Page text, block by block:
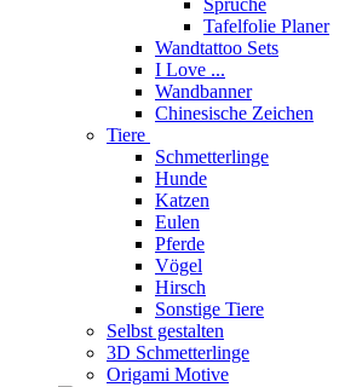
Sprüche
Tafelfolie Planer
Wandtattoo Sets
I Love ...
Wandbanner
Chinesische Zeichen
Tiere
Schmetterlinge
Hunde
Katzen
Eulen
Pferde
Vögel
Hirsch
Sonstige Tiere
Selbst gestalten
3D Schmetterlinge
Origami Motive